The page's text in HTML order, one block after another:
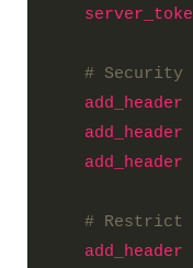
add_header
add_header
add_header
add_header